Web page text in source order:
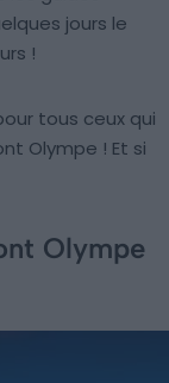
jours le
!
tous ceux qui
Olympe ! Et si
Olympe